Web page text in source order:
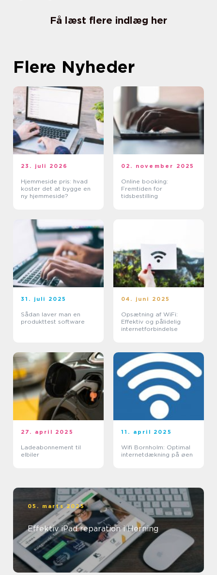
Få læst flere indlæg her
Flere Nyheder
23. juli 2026
Hjemmeside pris: hvad
koster det at bygge en
ny hjemmeside?
02. november 2025
Online booking:
Fremtiden for
tidsbestilling
31. juli 2025
Sådan laver man en
produkttest software
04. juni 2025
Opsætning af WiFi:
Effektiv og pålidelig
internetforbindelse
27. april 2025
Ladeabonnement til
elbiler
11. april 2025
Wifi Bornholm: Optimal
internetdækning på øen
05. marts 2025
Effektiv iPad reparation i Herning